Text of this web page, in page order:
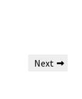
Next